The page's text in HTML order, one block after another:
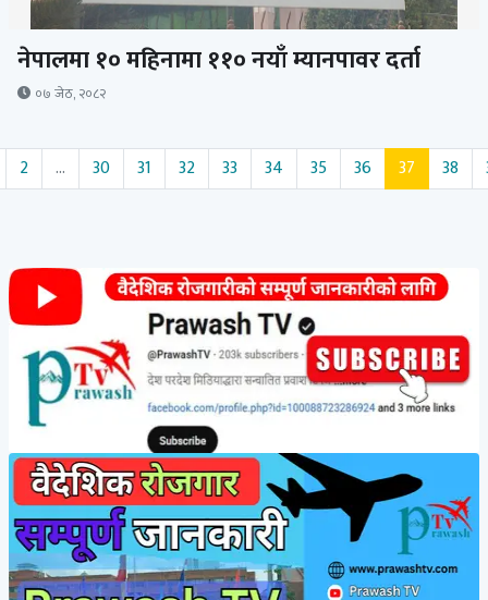
नेपालमा १० महिनामा ११० नयाँ म्यानपावर दर्ता
०७ जेठ, २०८२
2 ... 30 31 32 33 34 35 36 37 38